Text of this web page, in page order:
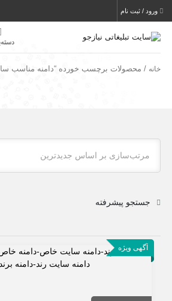
ورود / ثبت نام
خانه / محصولات برچسب خورده “دامنه مناسب
مرتب‌سازی بر اساس جدیدترین
جستجو پیشرفته
آگهی ویژه